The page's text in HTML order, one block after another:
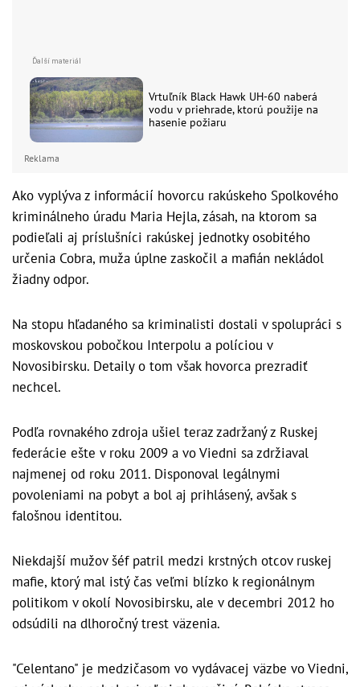
Vrtuľník Black Hawk UH-60 naberá
vodu v priehrade, ktorú použije na
hasenie požiaru
Reklama
Ako vyplýva z informácií hovorcu rakúskeho Spolkového
kriminálneho úradu Maria Hejla, zásah, na ktorom sa
podieľali aj príslušníci rakúskej jednotky osobitého
určenia Cobra, muža úplne zaskočil a mafián nekládol
žiadny odpor.
Na stopu hľadaného sa kriminalisti dostali v spolupráci s
moskovskou pobočkou Interpolu a políciou v
Novosibirsku. Detaily o tom však hovorca prezradiť
nechcel.
Podľa rovnakého zdroja ušiel teraz zadržaný z Ruskej
federácie ešte v roku 2009 a vo Viedni sa zdržiaval
najmenej od roku 2011. Disponoval legálnymi
povoleniami na pobyt a bol aj prihlásený, avšak s
falošnou identitou.
Niekdajší mužov šéf patril medzi krstných otcov ruskej
mafie, ktorý mal istý čas veľmi blízko k regionálnym
politikom v okolí Novosibirsku, ale v decembri 2012 ho
odsúdili na dlhoročný trest väzenia.
"Celentano" je medzičasom vo vydávacej väzbe vo Viedni,